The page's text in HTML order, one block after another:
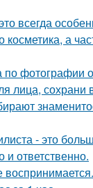
всегда
а
по фотографии
лица, сохрани
- это
и ответственно.